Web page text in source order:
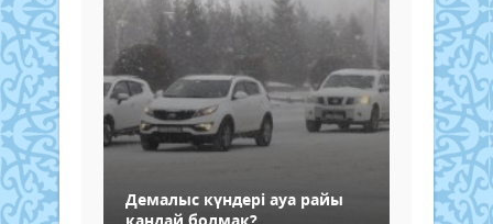
Демалыс күндері ауа райы